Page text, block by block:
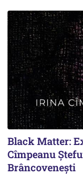
Black Matter:
Cîmpeanu
Brâncovenești